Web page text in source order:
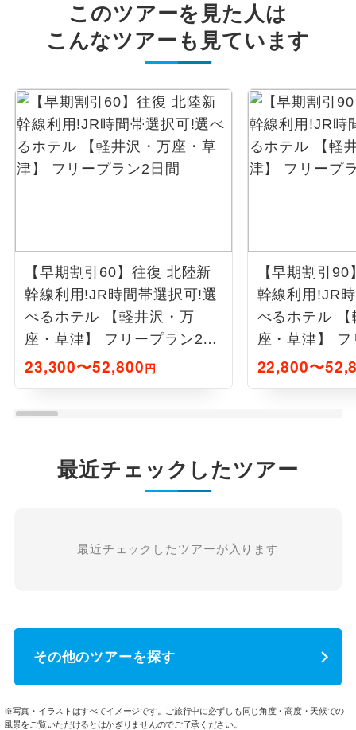
このツアーを見た人は
こんなツアーも見ています
【早期割引60】往復 北陸新
幹線利用!JR時間帯選択可!選
べるホテル 【軽井沢・万
座・草津】 フリープラン2日
間
23,300〜52,800円
【早期割引
幹線利用!JR
べるホテル
座・草津】
間
22,800〜
最近チェックしたツアー
最近チェックしたツアーが入ります
その他のツアーを探す
※写真・イラストはすべてイメージです。ご旅行中に必ずしも同じ角度・高度・天候での
風景をご覧いただけるとはかぎりませんのでご了承ください。